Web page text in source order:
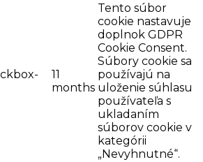
11
months
Tento súbor
cookie nastavuje
doplnok GDPR
Cookie Consent.
Súbory cookie sa
používajú na
uloženie súhlasu
používateľa s
ukladaním
súborov cookie v
kategórii
„Nevyhnutné“.